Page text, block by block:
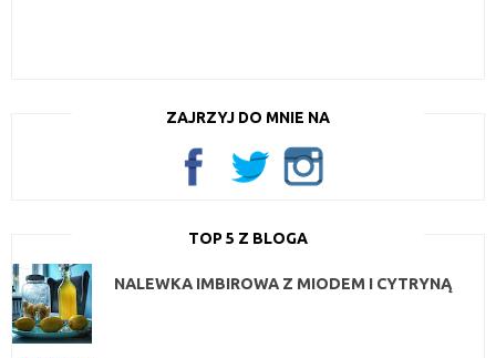
ZAJRZYJ DO MNIE NA
TOP 5 Z BLOGA
NALEWKA IMBIROWA Z MIODEM I CYTRYNĄ